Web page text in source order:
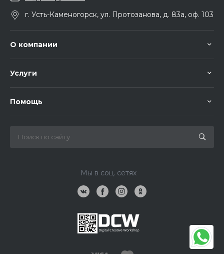
г. Усть-Каменогорск, ул. Протозанова, д. 83а, оф. 103
О компании
Услуги
Помощь
Мы в соц. сетях